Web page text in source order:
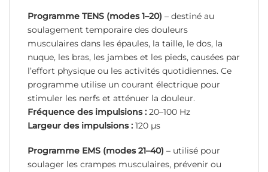
Programme TENS (modes 1–20) – destiné au
soulagement temporaire des douleurs
musculaires dans les épaules, la taille, le dos, la
nuque, les bras, les jambes et les pieds, causées par
l’effort physique ou les activités quotidiennes. Ce
programme utilise un courant électrique pour
stimuler les nerfs et atténuer la douleur.
Fréquence des impulsions : 20–100 Hz
Largeur des impulsions : 120 µs
Programme EMS (modes 21–40) – utilisé pour
soulager les crampes musculaires, prévenir ou